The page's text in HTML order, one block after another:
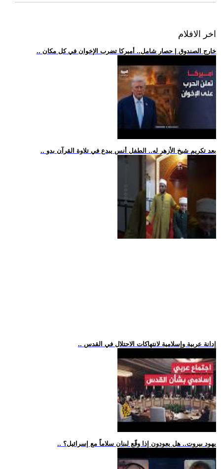
اخر الافلام
.. خارج الصندوق | حصار شامل.. أميركا تضرب الإخوان في كل مكان
.. بعد تكريم شيخ الأزهر له.. الطفل أنس يبدع في تلاوة القرآن بدو
.. إدانة عربية وإسلامية لانتهاكات الاحتلال في القدس
.. يهود بيروت.. هل يعودون إذا وقّع لبنان سلاماً مع إسرائيل؟